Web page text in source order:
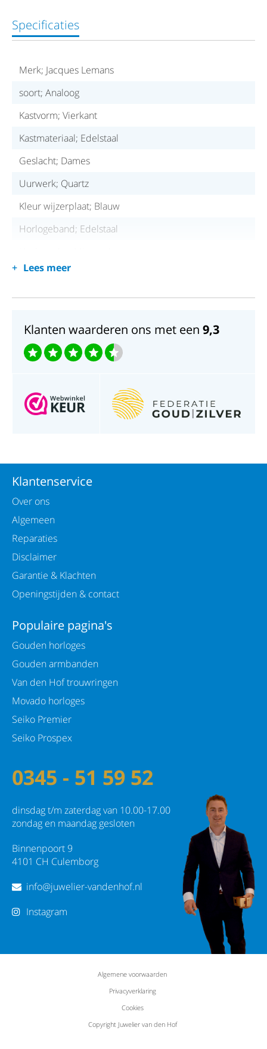
Specificaties
Merk; Jacques Lemans
soort; Analoog
Kastvorm; Vierkant
Kastmateriaal; Edelstaal
Geslacht; Dames
Uurwerk; Quartz
Kleur wijzerplaat; Blauw
Horlogeband; Edelstaal
Waterdichtheid; 3 ATM
Lees meer
Klanten waarderen ons met een 9,3
Klantenservice
Over ons
Algemeen
Reparaties
Disclaimer
Garantie & Klachten
Openingstijden & contact
Populaire pagina's
Gouden horloges
Gouden armbanden
Van den Hof trouwringen
Movado horloges
Seiko Premier
Seiko Prospex
0345 - 51 59 52
dinsdag t/m zaterdag van 10.00-17.00
zondag en maandag gesloten
Binnenpoort 9
4101 CH Culemborg
info@juwelier-vandenhof.nl
Instagram
Algemene voorwaarden
Privacyverklaring
Cookies
Copyright Juwelier van den Hof